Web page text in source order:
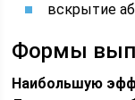
вскрытие
Формы
Наибольшую